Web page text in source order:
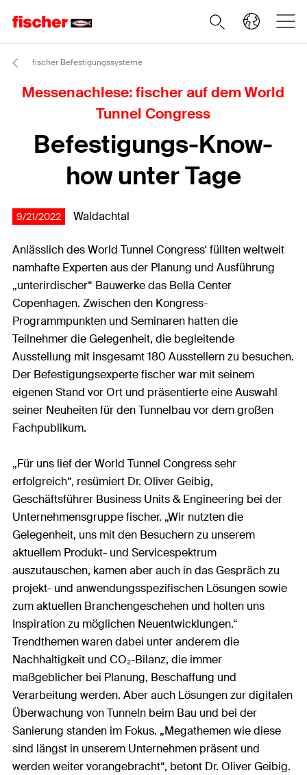
fischer Befestigungssysteme
Messenachlese: fischer auf dem World
Tunnel Congress
Befestigungs-Know-
how unter Tage
9/21/2022 Waldachtal
Anlässlich des World Tunnel Congress‘ füllten weltweit
namhafte Experten aus der Planung und Ausführung
„unterirdischer“ Bauwerke das Bella Center
Copenhagen. Zwischen den Kongress-
Programmpunkten und Seminaren hatten die
Teilnehmer die Gelegenheit, die begleitende
Ausstellung mit insgesamt 180 Ausstellern zu besuchen.
Der Befestigungsexperte fischer war mit seinem
eigenen Stand vor Ort und präsentierte eine Auswahl
seiner Neuheiten für den Tunnelbau vor dem großen
Fachpublikum.
„Für uns lief der World Tunnel Congress sehr
erfolgreich“, resümiert Dr. Oliver Geibig,
Geschäftsführer Business Units & Engineering bei der
Unternehmensgruppe fischer. „Wir nutzten die
Gelegenheit, uns mit den Besuchern zu unserem
aktuellem Produkt- und Servicespektrum
auszutauschen, kamen aber auch in das Gespräch zu
projekt- und anwendungsspezifischen Lösungen sowie
zum aktuellen Branchengeschehen und holten uns
Inspiration zu möglichen Neuentwicklungen.“
Trendthemen waren dabei unter anderem die
Nachhaltigkeit und CO₂-Bilanz, die immer
maßgeblicher bei Planung, Beschaffung und
Verarbeitung werden. Aber auch Lösungen zur digitalen
Überwachung von Tunneln beim Bau und bei der
Sanierung standen im Fokus. „Megathemen wie diese
sind längst in unserem Unternehmen präsent und
werden weiter vorangebracht“, betont Dr. Oliver Geibig.